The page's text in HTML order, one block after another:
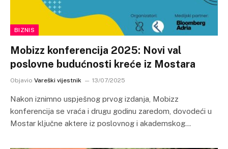
BIZNIS
Mobizz konferencija 2025: Novi val
poslovne budućnosti kreće iz Mostara
Objavio Vareški vijestnik 13/07/2025
Nakon iznimno uspješnog prvog izdanja, Mobizz
konferencija se vraća i drugu godinu zaredom, dovodeći u
Mostar ključne aktere iz poslovnog i akademskog…